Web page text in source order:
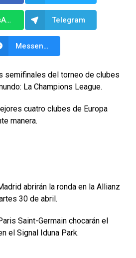
WhatsApp Telegram
Messenger
semifinales del torneo de clubes
La Champions League.
cuatro clubes de Europa
manera.
abrirán la ronda en la Allianz
30 de abril.
Saint-Germain chocarán el
el Signal Iduna Park.